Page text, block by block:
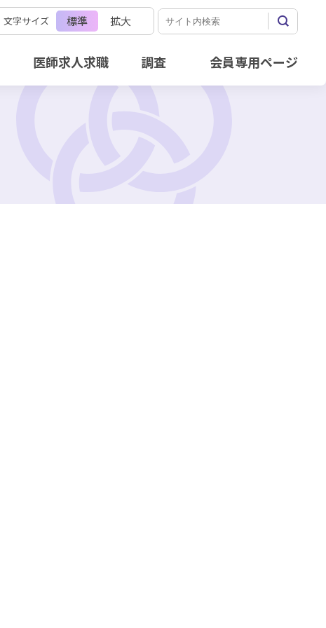
文字サイズ 標準 拡大
医師求人求職 調査 会員専用ページ